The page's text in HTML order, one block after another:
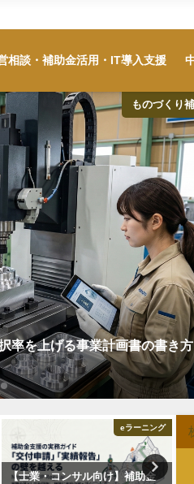
相談・補助金活用・IT導入支援
ものづくり
率を上げる事業計画書の書き方
eラーニング
【士業・コンサル向け】補助金